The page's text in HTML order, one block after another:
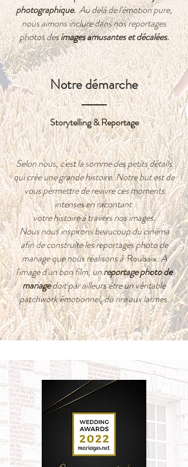
photographique. Au delà de l'émotion pure,
nous aimons inclure dans nos reportages
photos desimages amusantes et décalées.
Storytelling& Reportage
Selon nous, c'est la somme des petits détails
qui crée une grande histoire. Notre but est de
vous permettre de revivre ces moments
intenses en racontant
votre histoire à travers nos images.
Nous nous inspirons beaucoup du cinéma
afin de construite les reportages photo de
mariage que nous réalisons àRoubaix.A
l'image d'un bon film, unreportage photo de
mariagedoit par ailleurs être un véritable
patchwork émotionnel, du rire aux larmes.
Notre démarche